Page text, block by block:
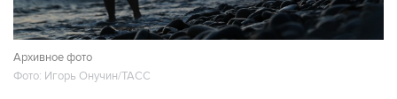
Архивное фото
Фото: Игорь Онучин/ТАСС